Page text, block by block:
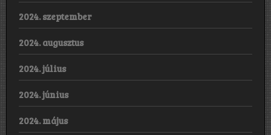
2024. szeptember
2024. augusztus
2024. július
2024. június
2024. május